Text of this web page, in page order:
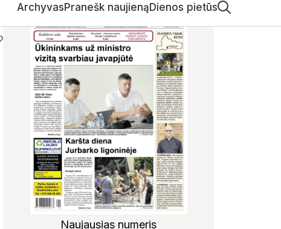
ArchyvasPranešk naujienąDienos pietūs
Naujausias numeris